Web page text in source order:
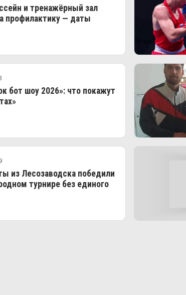
и тренажёрный зал
профилактику — даты
бот шоу 2026»: что покажут
из Лесозаводска победили
турнире без единого